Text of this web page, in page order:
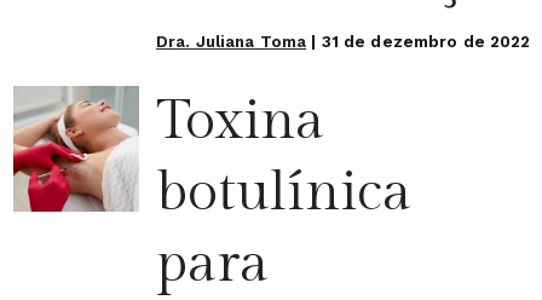
Dra. Juliana Toma 31 de dezembro de 2022
Toxina
botulínica
para